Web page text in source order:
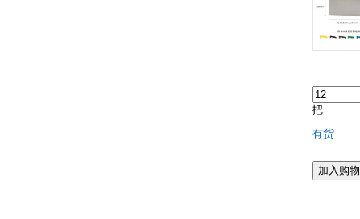
把
有货
加入购